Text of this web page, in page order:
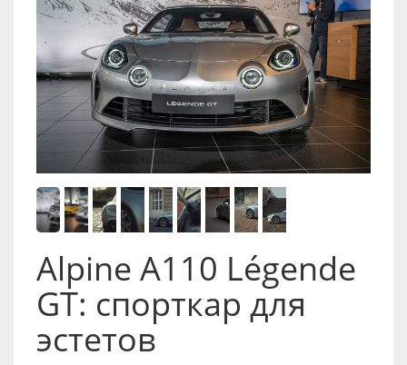
Alpine A110 Légende
GT: спорткар для
эстетов